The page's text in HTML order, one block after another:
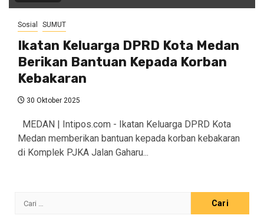
Sosial SUMUT
Ikatan Keluarga DPRD Kota Medan
Berikan Bantuan Kepada Korban
Kebakaran
30 Oktober 2025
MEDAN | Intipos.com - Ikatan Keluarga DPRD Kota
Medan memberikan bantuan kepada korban kebakaran
di Komplek PJKA Jalan Gaharu...
Cari